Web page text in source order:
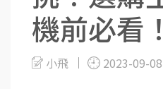
機前必看！
小飛 2023-09-08